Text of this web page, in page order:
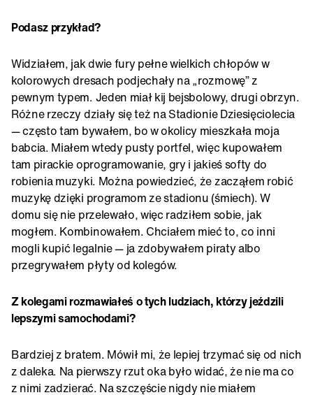
Podasz przykład?
Widziałem, jak dwie fury pełne wielkich chłopów w
kolorowych dresach podjechały na „rozmowę” z
pewnym typem. Jeden miał kij bejsbolowy, drugi obrzyn.
Różne rzeczy działy się też na Stadionie Dziesięciolecia
— często tam bywałem, bo w okolicy mieszkała moja
babcia. Miałem wtedy pusty portfel, więc kupowałem
tam pirackie oprogramowanie, gry i jakieś softy do
robienia muzyki. Można powiedzieć, że zacząłem robić
muzykę dzięki programom ze stadionu (śmiech). W
domu się nie przelewało, więc radziłem sobie, jak
mogłem. Kombinowałem. Chciałem mieć to, co inni
mogli kupić legalnie — ja zdobywałem piraty albo
przegrywałem płyty od kolegów.
Z kolegami rozmawiałeś o tych ludziach, którzy jeździli
lepszymi samochodami?
Bardziej z bratem. Mówił mi, że lepiej trzymać się od nich
z daleka. Na pierwszy rzut oka było widać, że nie ma co
z nimi zadzierać. Na szczęście nigdy nie miałem